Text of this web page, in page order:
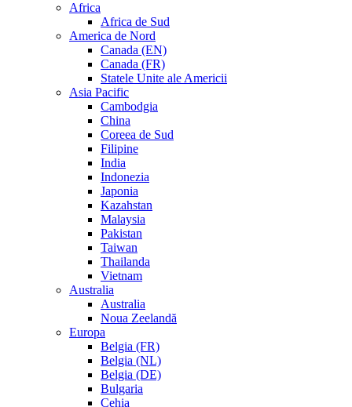
Africa
Africa de Sud
America de Nord
Canada (EN)
Canada (FR)
Statele Unite ale Americii
Asia Pacific
Cambodgia
China
Coreea de Sud
Filipine
India
Indonezia
Japonia
Kazahstan
Malaysia
Pakistan
Taiwan
Thailanda
Vietnam
Australia
Australia
Noua Zeelandă
Europa
Belgia (FR)
Belgia (NL)
Belgia (DE)
Bulgaria
Cehia